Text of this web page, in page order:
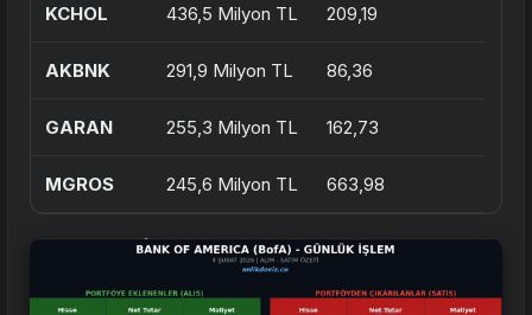
KCHOL 436,5 Milyon TL 209,19
AKBNK 291,9 Milyon TL 86,36
GARAN 255,3 Milyon TL 162,73
MGROS 245,6 Milyon TL 663,98